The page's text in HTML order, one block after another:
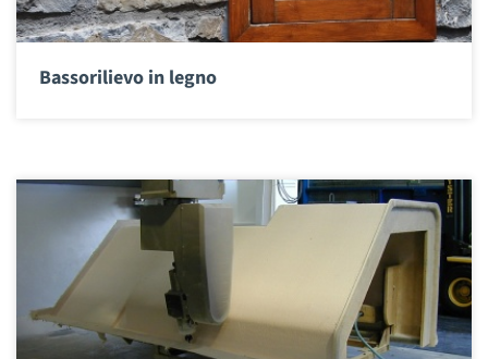
Bassorilievo in legno